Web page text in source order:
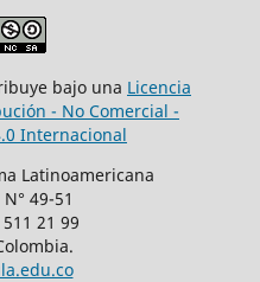
bajo una Licencia
- No Comercial -
Internacional
Latinoamericana
49-51
21 99